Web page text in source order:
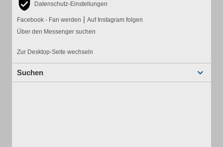
Datenschutz-Einstellungen
Facebook - Fan werden | Auf Instagram folgen
Über den Messenger suchen
Zur Desktop-Seite wechseln
Suchen